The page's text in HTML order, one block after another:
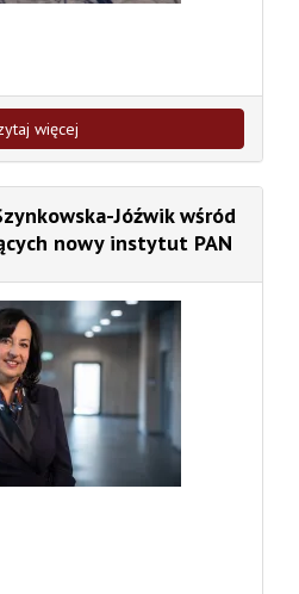
więcej
Jóźwik wśród
nowy instytut PAN